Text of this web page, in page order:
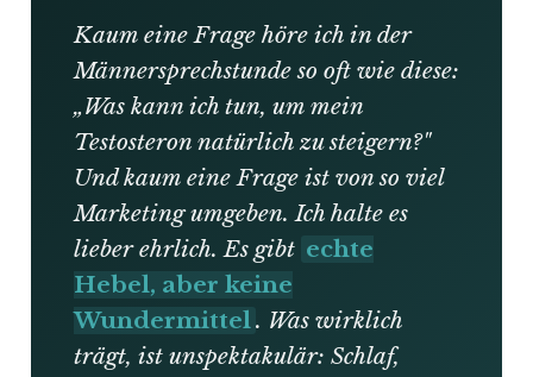
Kaum eine Frage höre ich in der
Männersprechstunde so oft wie diese:
„Was kann ich tun, um mein
Testosteron natürlich zu steigern?"
Und kaum eine Frage ist von so viel
Marketing umgeben. Ich halte es
lieber ehrlich. Es gibt echte
Hebel, aber keine
Wundermittel. Was wirklich
trägt, ist unspektakulär: Schlaf,